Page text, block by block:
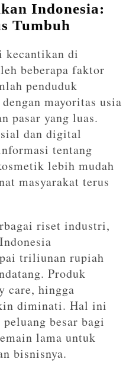
Indonesia:
Tumbuh
kecantikan di
beberapa faktor
penduduk
mayoritas usia
pasar yang luas.
dan digital
tentang
lebih mudah
masyarakat terus
riset industri,
triliunan rupiah
Produk
care, hingga
diminati. Hal ini
besar bagi
lama untuk
bisnisnya.